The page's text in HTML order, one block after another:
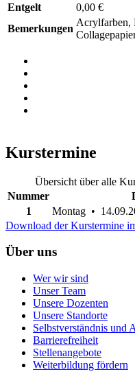
Entgelt
0,00 €
Bemerkungen
Acrylfarben,
Kurstermine
Übersicht über alle
Nummer
1
Montag •
Download der Kurstermine
Über uns
Wer wir sind
Unser Team
Unsere Dozenten
Unsere Standorte
Selbstverständnis und
Barrierefreiheit
Stellenangebote
Weiterbildung fördern